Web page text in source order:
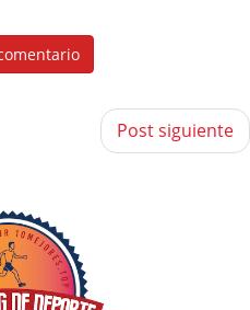
Post siguiente